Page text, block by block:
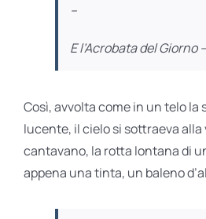
–
E l’Acrobata del Giorno
Così, avvolta come in un telo la
lucente, il cielo si sottraeva alla
cantavano, la rotta lontana di
appena una tinta, un baleno